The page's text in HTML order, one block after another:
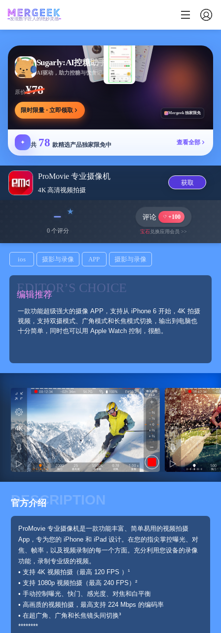
发现数字匠人的绝妙灵感
Sugarly:AI控糖助手
AI驱动，助力控糖与饮食记录，提供个性化建议
原价¥78
限时限量 · 立即领取 Mergeek 独家限免
✦ 共 78 款精选产品独家限免中 查看全部
ProMovie 专业摄像机
4K 高清视频拍‪摄‬
获取
﹣
0 个评分
评论 +100
宝石兑换应用会员 >>
ios 摄影与录像 APP 摄影与录像
EDITOR’S CHOICE
编辑推荐
一款功能超级强大的摄像 APP，支持从 iPhone 6 开始，4K 拍摄
视频，支持双摄模式、广角模式和长焦模式切换，输出到电脑也
十分简单，同时也可以用 Apple Watch 控制，很酷。
DESCRIPTION
官方介绍
ProMovie 专业摄像机是一款功能丰富、简单易用的视频拍摄
App，专为您的 iPhone 和 iPad 设计。在您的指尖掌控曝光、对
焦、帧率，以及视频录制的每一个方面。充分利用您设备的录像
功能，录制专业级的视频。
• 支持 4K 视频拍摄（最高 120 FPS ）¹
• 支持 1080p 视频拍摄（最高 240 FPS）²
• 手动控制曝光、快门、感光度、对焦和白平衡
• 高画质的视频拍摄，最高支持 224 Mbps 的编码率
• 在超广角、广角和长焦镜头间切换³
********